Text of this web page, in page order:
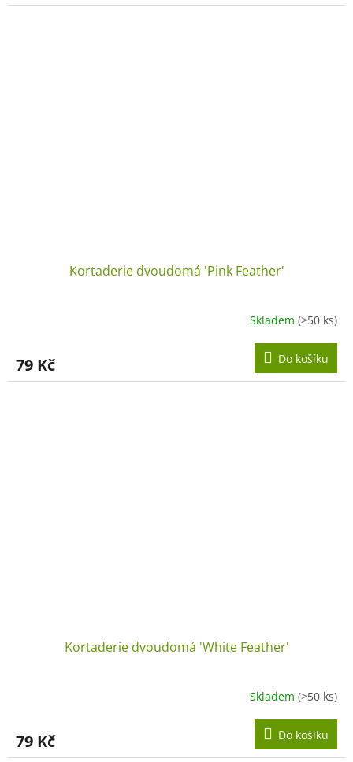
Kortaderie dvoudomá 'Pink Feather'
Skladem (>50 ks)
79 Kč Do košíku
Kortaderie dvoudomá 'White Feather'
Skladem (>50 ks)
79 Kč Do košíku